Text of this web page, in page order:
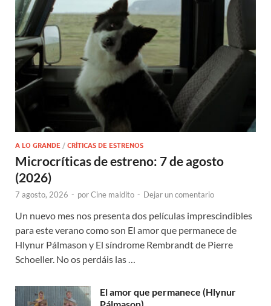
A LO GRANDE / CRÍTICAS DE ESTRENOS
Microcríticas de estreno: 7 de agosto
(2026)
7 agosto, 2026 - porCine maldito - Dejar un comentario
Un nuevo mes nos presenta dos películas imprescindibles
para este verano como son El amor que permanece de
Hlynur Pálmason y El síndrome Rembrandt de Pierre
Schoeller. No os perdáis las …
El amor que permanece (Hlynur